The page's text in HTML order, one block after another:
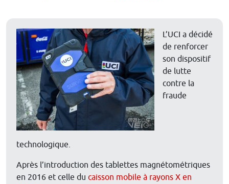
L’UCI a décidé
de renforcer
son dispositif
de lutte
contre la
fraude
technologique.
Après l’introduction des tablettes magnétométriques
en 2016 et celle du caisson mobile à rayons X en